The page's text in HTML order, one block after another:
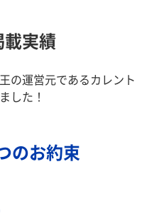
実績
の運営元であるカレント
した！
のお約束